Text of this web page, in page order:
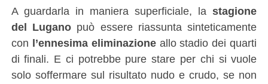
A guardarla in maniera superficiale, lastagione
del Lugano può essere riassunta sinteticamente
con l’ennesima eliminazioneallo stadio dei quarti
di finali. E ci potrebbe pure stare per chi si vuole
solo soffermare sul risultato nudo e crudo, se non